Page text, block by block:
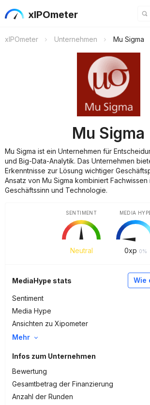
xIPOmeter
xIPOmeter Unternehmen Mu Sigma
Mu Sigma
Mu Sigma ist ein Unternehmen für
und Big-Data-Analytik. Das Unternehmen
Erkenntnisse zur Lösung wichtiger
Ansatz von Mu Sigma kombiniert Fachwissen
Geschäftssinn und Technologie.
Neutral
SENTIMENT
0xp 0%
MEDIA
Wie
MediaHype stats
Sentiment
Media Hype
Ansichten zu Xipometer
Mehr
Infos zum Unternehmen
Bewertung
Gesamtbetrag der Finanzierung
Anzahl der Runden